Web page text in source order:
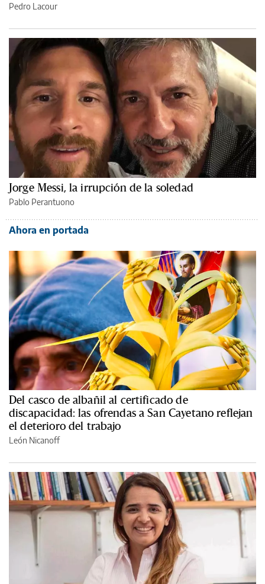
Pedro Lacour
Jorge Messi, la irrupción de la soledad
Pablo Perantuono
Ahora en portada
Del casco de albañil al certificado de
discapacidad: las ofrendas a San Cayetano reflejan
el deterioro del trabajo
León Nicanoff